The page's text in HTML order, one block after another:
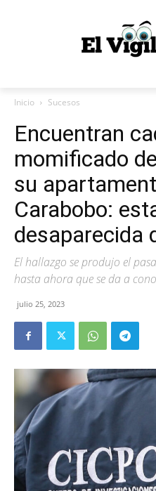
Inicio Sucesos
Encuentran
momificado
su
Carabobo:
desaparecida
El hallazgo se produjo el
hasta ahora que se da a
julio 25, 2023